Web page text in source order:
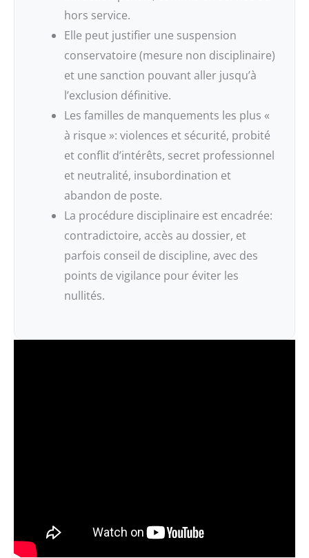
hors service.
Elle peut justifier une suspension
conservatoire (mesure non disciplinaire)
et une sanction pouvant aller jusqu’à
l’exclusion définitive.
Les familles de manquements les plus «
à risque »: violences et sécurité, probité
et conflit d’intérêts, secret professionnel
et neutralité, insubordination et
abandon de poste.
La procédure disciplinaire est encadrée:
contradictoire, accès au dossier, et
parfois conseil de discipline, avec des
points de vigilance pour éviter les
nullités.